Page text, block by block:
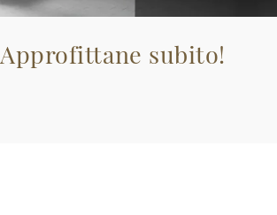
Approfittane subito!